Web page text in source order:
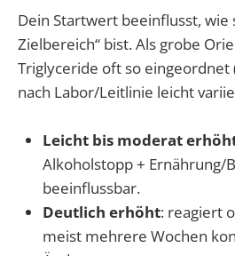
Dein Startwert beeinflusst, wie
Zielbereich“ bist. Als grobe
Triglyceride oft so eingeordnet
nach Labor/Leitlinie leicht
Leicht bis moderat
Alkoholstopp + Ernährung/
beeinflussbar.
Deutlich erhöht: reagiert
meist mehrere Wochen